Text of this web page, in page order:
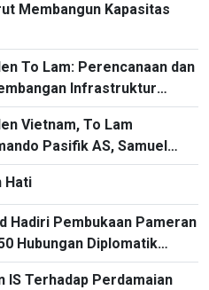
Membangun Kapasitas
To Lam: Perencanaan dan
Infrastruktur
Vietnam, To Lam
Pasifik AS, Samuel
Hati
Hadiri Pembukaan Pameran
Hubungan Diplomatik
IS Terhadap Perdamaian